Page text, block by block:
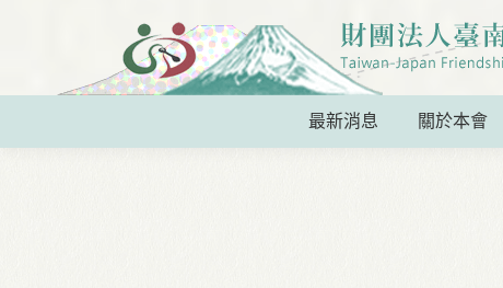
最新消息 關於本會